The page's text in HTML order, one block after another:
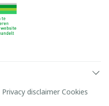
Privacy disclaimer Cookies